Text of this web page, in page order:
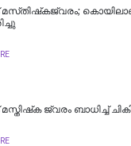
ജ്വരം ബാധിച്ച്